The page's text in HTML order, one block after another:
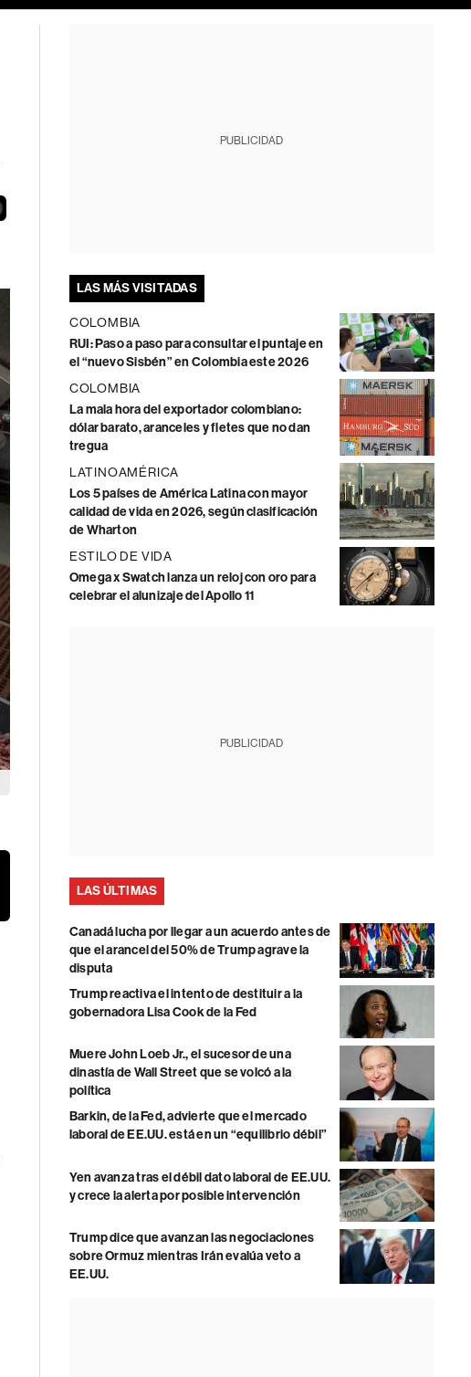
PUBLICIDAD
LAS MÁS VISITADAS
COLOMBIA
RUI: Paso a paso para consultar el puntaje en
el “nuevo Sisbén” en Colombia este 2026
COLOMBIA
La mala hora del exportador colombiano:
dólar barato, aranceles y fletes que no dan
tregua
LATINOAMÉRICA
Los 5 países de América Latina con mayor
calidad de vida en 2026, según clasificación
de Wharton
ESTILO DE VIDA
Omega x Swatch lanza un reloj con oro para
celebrar el alunizaje del Apollo 11
PUBLICIDAD
LAS ÚLTIMAS
Canadá lucha por llegar a un acuerdo antes de
que el arancel del 50% de Trump agrave la
disputa
Trump reactiva el intento de destituir a la
gobernadora Lisa Cook de la Fed
Muere John Loeb Jr., el sucesor de una
dinastía de Wall Street que se volcó a la
política
Barkin, de la Fed, advierte que el mercado
laboral de EE.UU. está en un “equilibrio débil”
Yen avanza tras el débil dato laboral de EE.UU.
y crece la alerta por posible intervención
Trump dice que avanzan las negociaciones
sobre Ormuz mientras Irán evalúa veto a
EE.UU.